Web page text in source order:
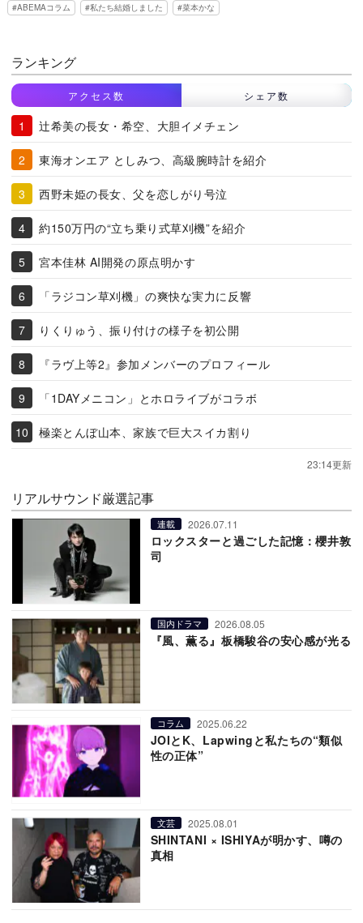
ABEMAコラム
私たち結婚しました 菜本かな
ランキング
アクセス数 シェア数
辻希美の長女・希空、大胆イメチェン
東海オンエア としみつ、高級腕時計を紹介
西野未姫の長女、父を恋しがり号泣
約150万円の“立ち乗り式草刈機”を紹介
宮本佳林 AI開発の原点明かす
「ラジコン草刈機」の爽快な実力に反響
りくりゅう、振り付けの様子を初公開
『ラヴ上等2』参加メンバーのプロフィール
「1DAYメニコン」とホロライブがコラボ
極楽とんぼ山本、家族で巨大スイカ割り
23:14更新
リアルサウンド厳選記事
連載 2026.07.11
ロックスターと過ごした記憶：櫻井敦
司
国内ドラマ 2026.08.05
『風、薫る』板橋駿谷の安心感が光る
コラム 2025.06.22
JOIとK、Lapwingと私たちの“類似
性の正体”
文芸 2025.08.01
SHINTANI × ISHIYAが明かす、噂の
真相